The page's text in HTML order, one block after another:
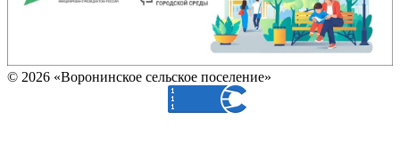
© 2026 «Воронинское сельское поселение»